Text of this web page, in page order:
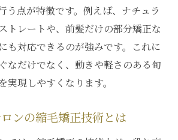
スな縮毛矯正の選び方と注意点
縮毛矯正で傷みにくい髪へ導く
のダメージ予防と髪質改善法
矯正サロンが提案するケア術
縮毛矯正と髪質改善の実践ポイン
う点が特徴です。例えば、ナチュラ
トレートや、前髪だけの部分矯正な
も対応できるのが強みです。これに
なだけでなく、動きや軽さのある旬
実現しやすくなります。
ンの縮毛矯正技術とは